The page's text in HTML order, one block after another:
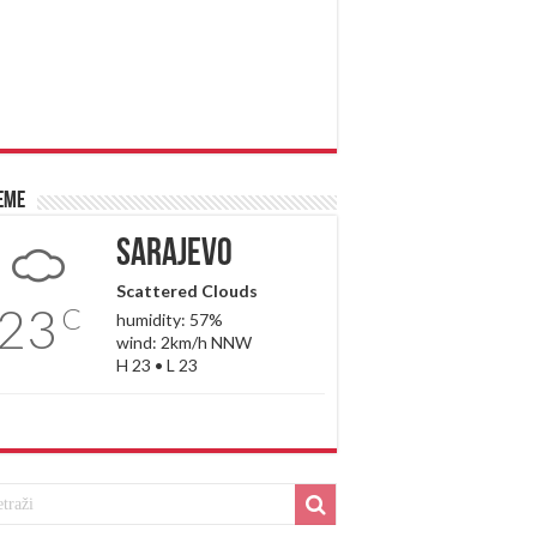
23 C
Sarajevo
Scattered Clouds
humidity: 57%
wind: 2km/h NNW
H 23 • L 23